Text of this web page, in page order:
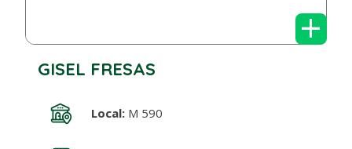
+
GISEL FRESAS
Local:M 590